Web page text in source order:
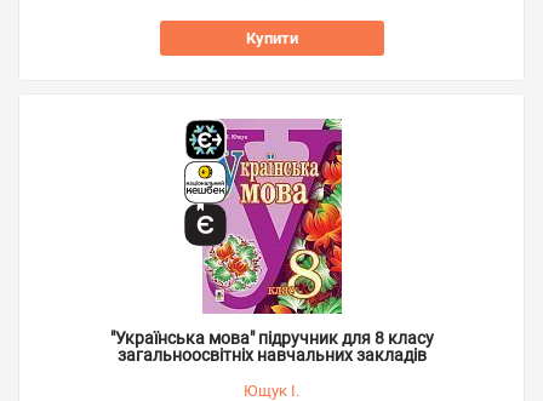
Купити
"Українська мова" підручник для 8 класу
загальноосвітніх навчальних закладів
Ющук І.